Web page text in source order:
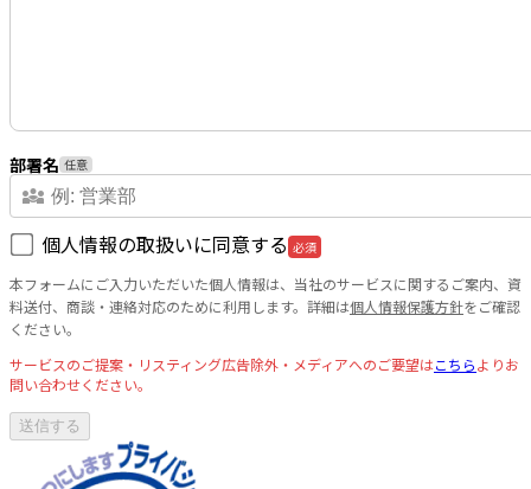
部署名 任意
diversity_3
個人情報の取扱いに同意する 必須
本フォームにご入力いただいた個人情報は、当社のサービスに関するご案内、資
料送付、商談・連絡対応のために利用します。詳細は個人情報保護方針をご確認
ください。
サービスのご提案・リスティング広告除外・メディアへのご要望はこちらよりお
問い合わせください。